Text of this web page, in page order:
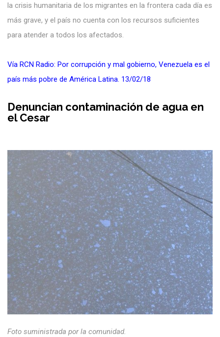
la crisis humanitaria de los migrantes en la frontera cada día es
más grave, y el país no cuenta con los recursos suficientes
para atender a todos los afectados.
Vía RCN Radio: Por corrupción y mal gobierno, Venezuela es el
país más pobre de América Latina. 13/02/18
Denuncian contaminación de agua en
el Cesar
Foto suministrada por la comunidad.